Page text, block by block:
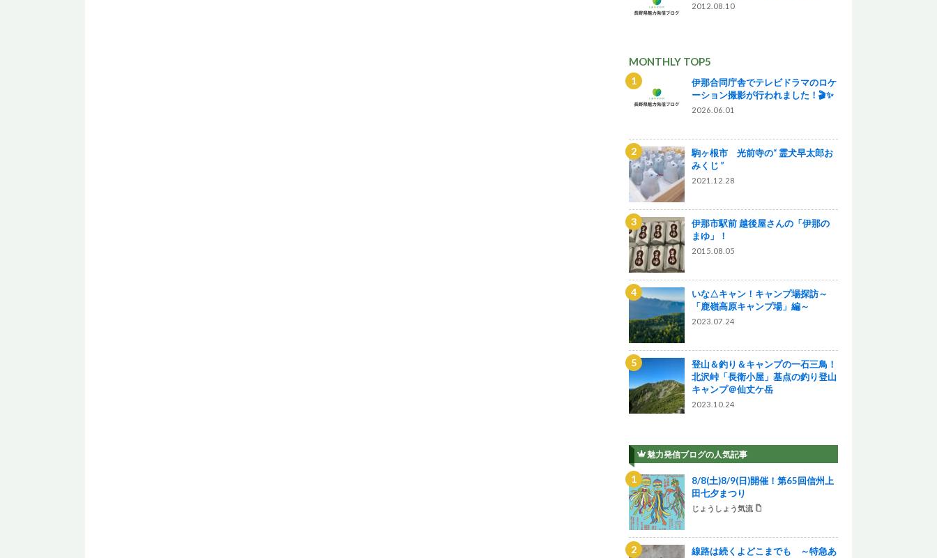
2012.08.10
MONTHLY TOP5
伊那合同庁舎でテレビドラマのロケ
ーション撮影が行われました！🎬✨
2026.06.01
駒ヶ根市 光前寺の“ 霊犬早太郎お
みくじ ”
2021.12.28
伊那市駅前 越後屋さんの「伊那の
まゆ」！
2015.08.05
いな△キャン！キャンプ場探訪～
「鹿嶺高原キャンプ場」編～
2023.07.24
登山＆釣り＆キャンプの一石三鳥！
北沢峠「長衛小屋」基点の釣り登山
キャンプ＠仙丈ケ岳
2023.10.24
魅力発信ブログの人気記事
8/8(土)8/9(日)開催！第65回信州上
田七夕まつり
じょうしょう気流
線路は続くよどこまでも ～特急あ